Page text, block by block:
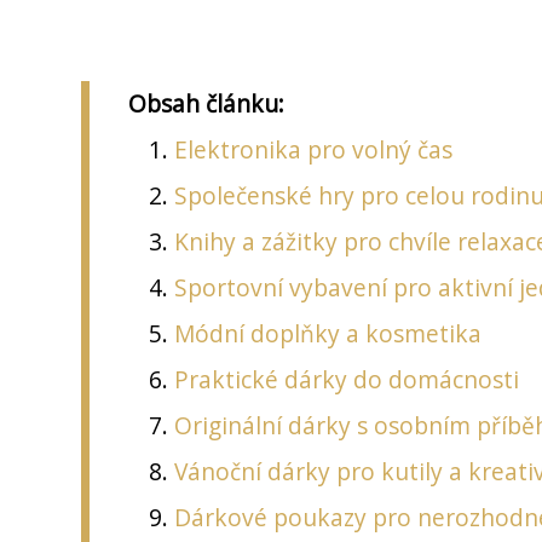
Obsah článku:
Elektronika pro volný čas
Společenské hry pro celou rodinu
Knihy a zážitky pro chvíle
Sportovní vybavení pro aktivní
Módní doplňky a kosmetika
Praktické dárky do domácnosti
Originální dárky s osobním
Vánoční dárky pro kutily a
Dárkové poukazy pro